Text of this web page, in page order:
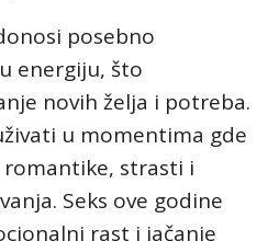
posebno
energiju, što
novih želja i potreba.
u momentima gde
strasti i
Seks ove godine
rast i jačanje